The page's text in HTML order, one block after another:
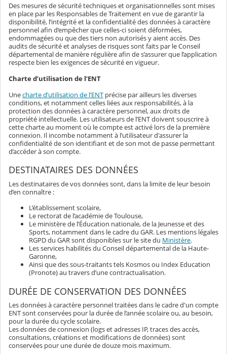
Des mesures de sécurité techniques et organisationnelles sont mises
en place par les Responsables de Traitement en vue de garantir la
disponibilité, l’intégrité et la confidentialité des données à caractère
personnel afin d’empêcher que celles-ci soient déformées,
endommagées ou que des tiers non autorisés y aient accès. Des
audits de sécurité et analyses de risques sont faits par le Conseil
départemental de manière régulière afin de s’assurer que l’application
respecte bien les exigences de sécurité en vigueur.
Charte d’utilisation de l’ENT
Unecharte d’utilisation de l’ENT précise par ailleurs les diverses
conditions, et notamment celles liées aux responsabilités, à la
protection des données à caractère personnel, aux droits de
propriété intellectuelle. Les utilisateurs de l’ENT doivent souscrire à
cette charte au moment où le compte est activé lors de la première
connexion. Il incombe notamment à l’utilisateur d'assurer la
confidentialité de son identifiant et de son mot de passe permettant
d’accéder à son compte.
DESTINATAIRES DES DONNÉES
Les destinataires de vos données sont, dans la limite de leur besoin
d’en connaître :
L’établissement scolaire,
Le rectorat de l’académie de Toulouse,
Le ministère de l’Éducation nationale, de la Jeunesse et des
Sports, notamment dans le cadre du GAR. Les mentions légales
RGPD du GAR sont disponibles sur le site du Ministère.
Les services habilités du Conseil départemental de la Haute-
Garonne,
Ainsi que des sous-traitants tels Kosmos ou Index Education
(Pronote) au travers d’une contractualisation.
DURÉE DE CONSERVATION DES DONNÉES
Les données à caractère personnel traitées dans le cadre d'un compte
ENT sont conservées pour la durée de l’année scolaire ou, au besoin,
pour la durée du cycle scolaire.
Les données de connexion (logs et adresses IP, traces des accès,
consultations, créations et modifications de données) sont
conservées pour une durée de douze mois maximum.